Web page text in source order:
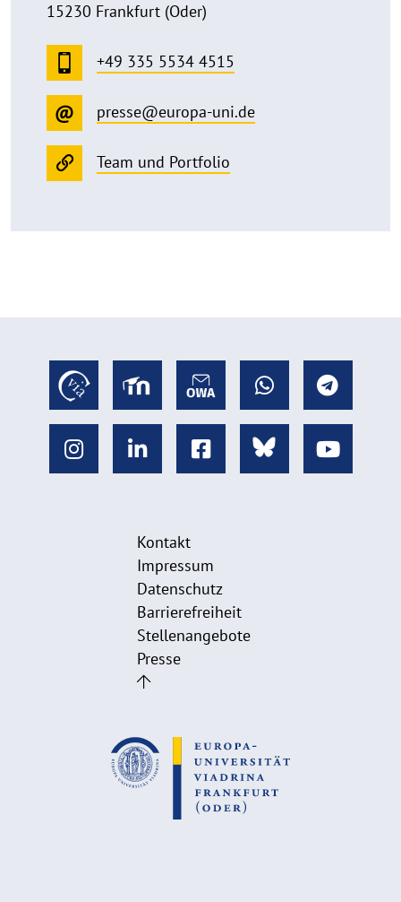
15230 Frankfurt (Oder)
+49 335 5534 4515
presse@europa-uni.de
Team und Portfolio
Kontakt
Impressum
Datenschutz
Barrierefreiheit
Stellenangebote
Presse